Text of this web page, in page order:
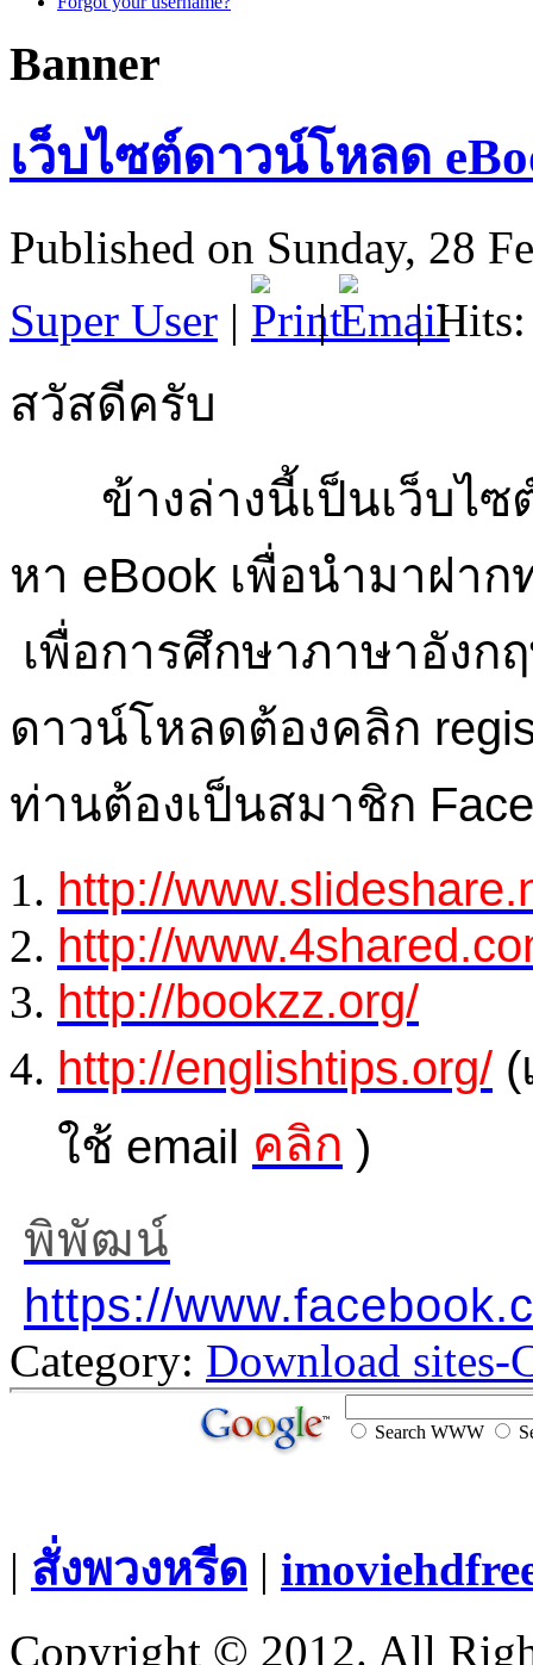
Banner
เว็บไซต์ดาวน์โหลด
Published on Sunday, 28
Super User | | | Hits:
สวัสดีครับ
ข้างล่างนี้เป็นเว็บไซต์
หา eBook เพื่อนำมาฝา
เพื่อการศึกษาภาษาอังก
ดาวน์โหลดต้องคลิก
ท่านต้องเป็นสมาชิก
http://
http://
http://bookzz.org/
http://englishtips.org/
ใช้ email คลิก )
พิพัฒน์
https://
Category: Download sites-
Search WWW
| สั่งพวงหรีด |
Copyright © 2012. All